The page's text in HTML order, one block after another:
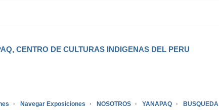
CENTRO DE CULTURAS INDIGENAS DEL PERU
Navegar Exposiciones NOSOTROS YANAPAQ BUSQUEDA